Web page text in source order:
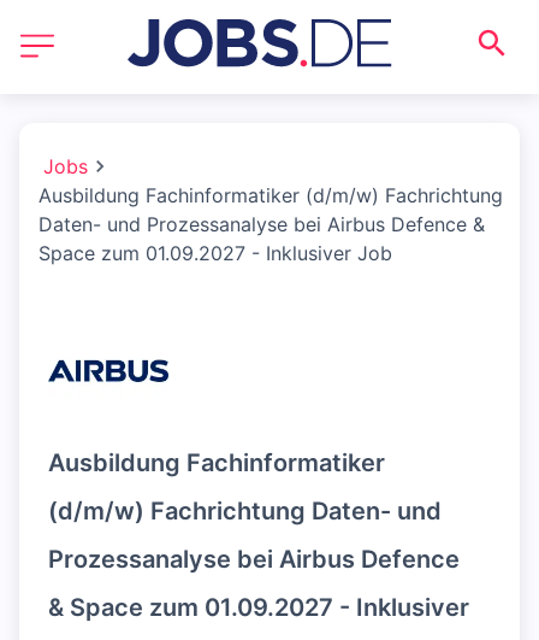
Jobs
Ausbildung Fachinformatiker (d/m/w) Fachrichtung
Daten- und Prozessanalyse bei Airbus Defence &
Space zum 01.09.2027 - Inklusiver Job
Ausbildung Fachinformatiker
(d/m/w) Fachrichtung Daten- und
Prozessanalyse bei Airbus Defence
& Space zum 01.09.2027 - Inklusiver